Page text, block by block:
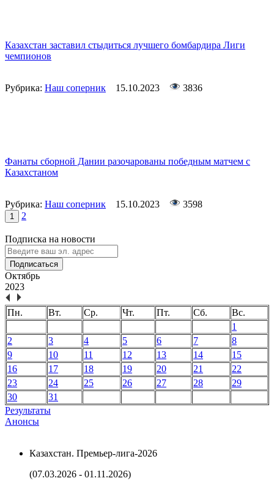
Казахстан заставил стыдиться лучшего бомбардира Лиги
чемпионов
Рубрика: Наш соперник 15.10.2023 3836
Фанаты сборной Дании разочарованы победным матчем с
Казахстаном
Рубрика: Наш соперник 15.10.2023 3598
1 2
Подписка на новости
Подписаться
Октябрь
2023
Пн. Вт. Ср. Чт. Пт. Сб.
Вс.
1
2
3 4 5 6 7
8
9
10 11 12 13 14
15
16
17 18 19 20 21
22
23
24 25 26 27 28
29
30
31
Результаты
Анонсы
Казахстан. Премьер-лига-2026
(07.03.2026 - 01.11.2026)